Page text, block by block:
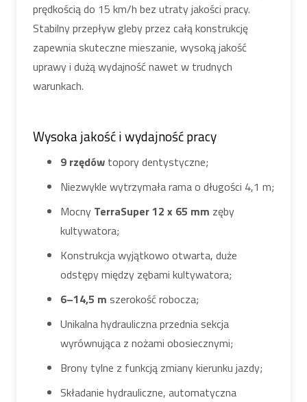
prędkością do 15 km/h bez utraty jakości pracy.
Stabilny przepływ gleby przez całą konstrukcję
zapewnia skuteczne mieszanie, wysoką jakość
uprawy i dużą wydajność nawet w trudnych
warunkach.
Wysoka jakość i wydajność pracy
9 rzędów topory dentystyczne;
Niezwykle wytrzymała rama o długości 4,1 m;
Mocny TerraSuper 12 x 65 mm zęby
kultywatora;
Konstrukcja wyjątkowo otwarta, duże
odstępy między zębami kultywatora;
6–14,5 m szerokość robocza;
Unikalna hydrauliczna przednia sekcja
wyrównująca z nożami obosiecznymi;
Brony tylne z funkcją zmiany kierunku jazdy;
Składanie hydrauliczne, automatyczna